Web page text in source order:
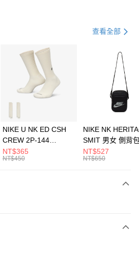
21家銀行
第一商業銀行
彰化商業銀行
，再付款。
】
享後付」後，將跳轉至「AFTEE先享後付」
含以上)免運費
含以上)免運費
查看全部
NIKE U NK ED CSH
CREW 2P-144
EMBRDY 男女 短統襪
FZ3073133
NT$365
NT$450
NIKE NK
SMIT 男女 側背
BA5871010
NT$527
NT$650